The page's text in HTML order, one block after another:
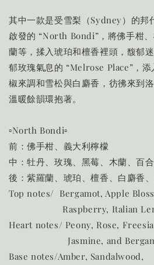
其中一款是受雪梨（Sydney）的邦
啟發的 “North Bondi”，將佛手柑
蘭等，揉入琥珀和檀香裡頭，馥郁
郁玫瑰氣息的 “Melrose Place”，
椒來調和雪松與白麝香，彷彿來到
溫暖餘韻環抱著。
▫️North Bondi▫️
前：佛手柑、義大利檸檬
中：牡丹、玫瑰、黑莓、木蘭、百合
後：紫羅蘭、琥珀、檀香、白麝香
Top notes/ Bergamot, Apple
Raspberry, Italian
Heart notes/ Peony, Rose,
Jasmine, and
Base notes/Amber, Sandalwood,